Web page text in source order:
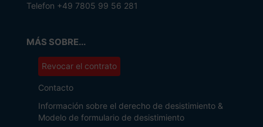
Telefon +49 7805 99 56 281
MÁS SOBRE...
Revocar el contrato
Contacto
Información sobre el derecho de desistimiento &
Modelo de formulario de desistimiento